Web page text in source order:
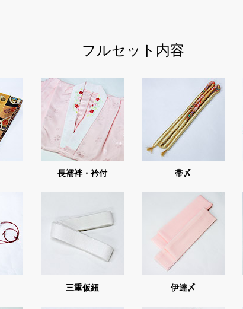
フルセット内容
長襦袢・衿付 帯〆
三重仮紐 伊達〆